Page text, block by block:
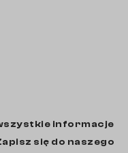
informacje
się do naszego